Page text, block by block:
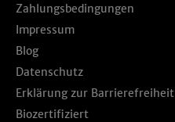
Zahlungsbedingungen
Impressum
Blog
Datenschutz
Erklärung zur Barrierefreiheit
Biozertifiziert